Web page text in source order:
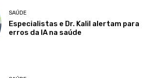
SAÚDE
Especialistas e Dr. Kalil alertam para
erros da IA na saúde